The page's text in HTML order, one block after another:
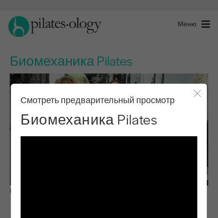
Меню
Биомеханика Pilates
Смотреть предварительный просмотр
Биомеханика Pilates
Наблюдай и учись